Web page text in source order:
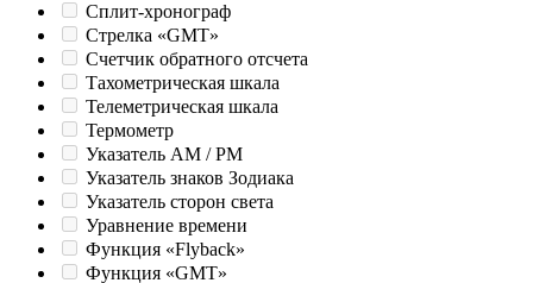
Сплит-хронограф
Стрелка «GMT»
Счетчик обратного отсчета
Тахометрическая шкала
Телеметрическая шкала
Термометр
Указатель AM / PM
Указатель знаков Зодиака
Указатель сторон света
Уравнение времени
Функция «Flyback»
Функция «GMT»